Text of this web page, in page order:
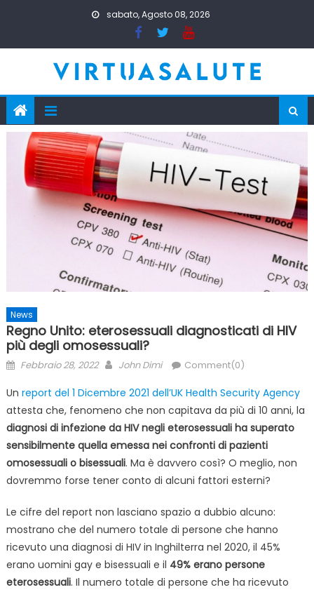
sabato, Agosto 08, 2026
News
Regno Unito: eterosessuali diagnosticati di HIV
più degli omosessuali?
Posted
Febbraio 28, 2022 Author
John Dimi Comment(0)
Un report del 1 Dicembre 2021 dell’UK Health Security Agency
attesta che, fenomeno che non capitava da più di 10 anni, la
diagnosi di infezione da HIV negli eterosessuali ha superato
sensibilmente quella emessa nei confronti di pazienti
omosessuali o bisessuali. Ma è davvero così? O meglio, non
dovremmo forse tener conto di alcuni fattori esterni?
Le cifre del report non lasciano spazio a dubbio alcuno:
mostrano che del numero totale di persone che hanno
ricevuto una diagnosi di HIV in Inghilterra nel 2020, il 45%
erano uomini gay e bisessuali e il 49% erano persone
eterosessuali. Il numero totale di persone che ha ricevuto